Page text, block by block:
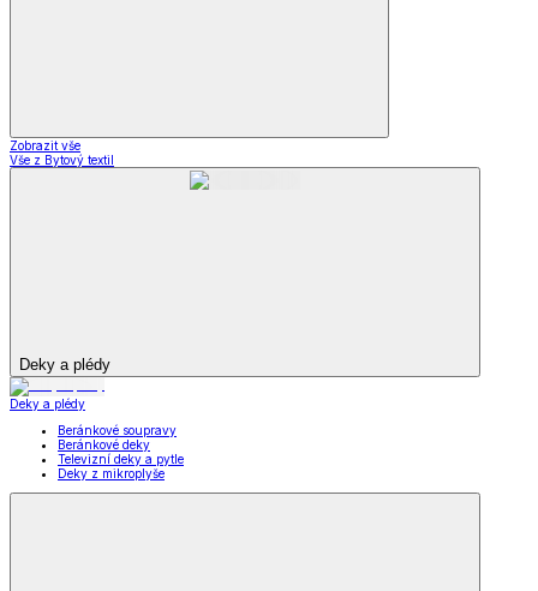
Zobrazit vše
Vše z Bytový textil
Deky a plédy
Deky a plédy
Beránkové soupravy
Beránkové deky
Televizní deky a pytle
Deky z mikroplyše